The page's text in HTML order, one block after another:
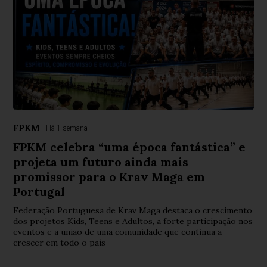
FPKM Há 1 semana
FPKM celebra “uma época fantástica” e
projeta um futuro ainda mais
promissor para o Krav Maga em
Portugal
Federação Portuguesa de Krav Maga destaca o crescimento
dos projetos Kids, Teens e Adultos, a forte participação nos
eventos e a união de uma comunidade que continua a
crescer em todo o país